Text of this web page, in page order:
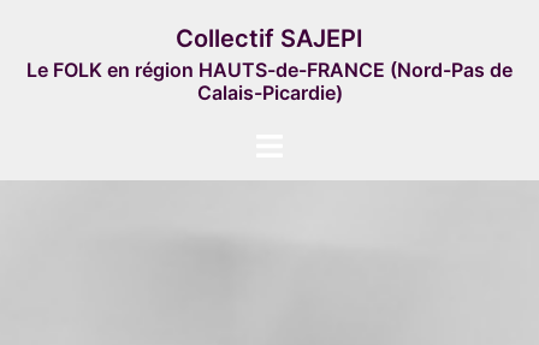
contenu
Collectif SAJEPI
Le FOLK en région HAUTS-de-FRANCE (Nord-Pas de
Calais-Picardie)